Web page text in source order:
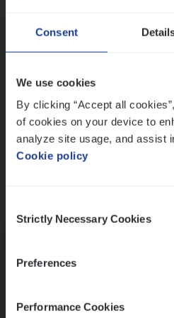
Consent
We use cookies
By clicking “Accept all
of cookies on your device to
analyze site usage, and assist
Cookie policy
Selection
Strictly Necessary Cookies
Preferences
Performance Cookies
Ons